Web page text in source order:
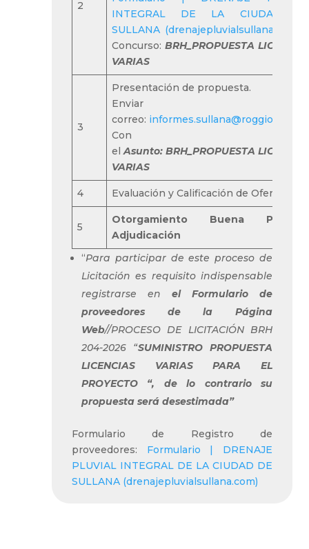
2
INTEGRAL DE LA CIUDAD
SULLANA (drenajepluvialsullana.com)
Concurso: BRH_PROPUESTA
VARIAS
3
Presentación de propuesta.
Enviar
correo:
Con
elAsunto: BRH_PROPUESTA
VARIAS
4 Evaluación y Calificación de Ofertas
5
Otorgamiento Buena Pro
Adjudicación
“Para participar de este proceso de
Licitación es requisito indispensable
registrarse en el Formulario de
proveedores de la Página
Web//PROCESO DE LICITACIÓN BRH
204-2026 “SUMINISTRO PROPUESTA
LICENCIAS VARIAS PARA EL
PROYECTO “, de lo contrario su
propuesta será desestimada”
Formulario de Registro de
proveedores: Formulario | DRENAJE
PLUVIAL INTEGRAL DE LA CIUDAD DE
SULLANA (drenajepluvialsullana.com)